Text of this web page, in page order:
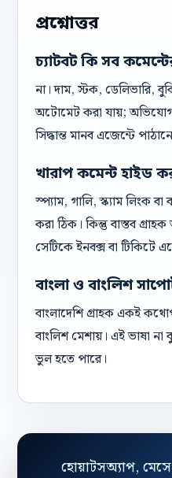
প্রশ্নোত্তর
চ্যাটবট কি সব
না। দাম, স্টক, ডেলিভারি,
অটোমেট করা যায়;
সিদ্ধান্ত মানব এজেন্টে
খারাপ কমেন্ট হাইড
স্প্যাম, গালি, স্ক্যাম লিংক
করা ঠিক। কিন্তু বাস্তব
সেটিকে ইনবক্স বা টিকিটে
বাংলা ও বাংলিশ
বাংলাদেশি গ্রাহক একই
বাংলিশ মেশায়। এই ভাষা
ভুল হতে পারে।
হোয়াটসঅ্যাপ,